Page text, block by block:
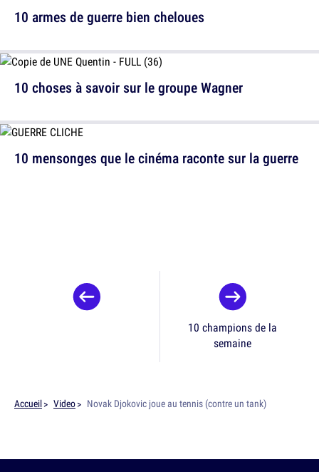
10 armes de guerre bien cheloues
10 choses à savoir sur le groupe Wagner
10 mensonges que le cinéma raconte sur la guerre
10 champions de la
semaine
Accueil Video Novak Djokovic joue au tennis (contre un tank)